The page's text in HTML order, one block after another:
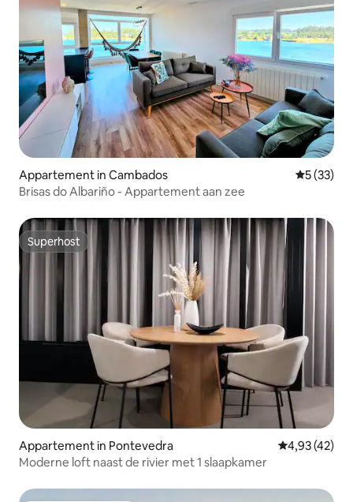
Appartement in Cambados
5 (33)
Brisas do Albariño - Appartement aan zee
Superhost
Superhost
Appartement in Pontevedra Gemiddelde
4,93 (42)
Moderne loft naast de rivier met 1 slaapkamer